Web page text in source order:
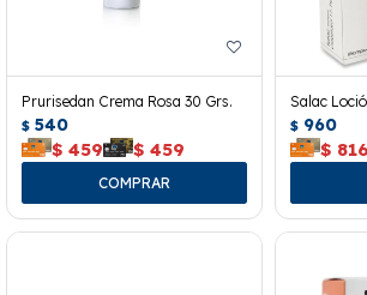
Prurisedan Crema Rosa 30 Grs.
$ 540
$ 459 $ 459
Salac
$ 960
$ 816